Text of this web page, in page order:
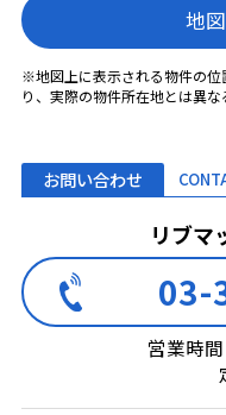
地
※地図上に表示される物件の位
り、実際の物件所在地とは異な
お問い合わせ
リブマ
03-
営業時